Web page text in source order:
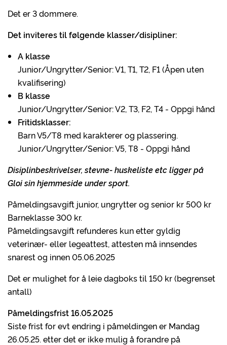
Det er 3 dommere.
Det inviteres til følgende klasser/disipliner:
A klasse
Junior/Ungrytter/Senior: V1, T1, T2, F1 (Åpen uten
kvalifisering)
B klasse
Junior/Ungrytter/Senior: V2, T3, F2, T4 - Oppgi hånd
Fritidsklasser:
Barn V5/T8 med karakterer og plassering.
Junior/Ungrytter/Senior: V5, T8 - Oppgi hånd
Disiplinbeskrivelser, stevne- huskeliste etc ligger på
Gloi sin hjemmeside under sport.
Påmeldingsavgift junior, ungrytter og senior kr 500 kr
Barneklasse 300 kr.
Påmeldingsavgift refunderes kun etter gyldig
veterinær- eller legeattest, attesten må innsendes
snarest og innen 05.06.2025
Det er mulighet for å leie dagboks til 150 kr (begrenset
antall)
Påmeldingsfrist 16.05.2025
Siste frist for evt endring i påmeldingen er Mandag
26.05.25. etter det er ikke mulig å forandre på